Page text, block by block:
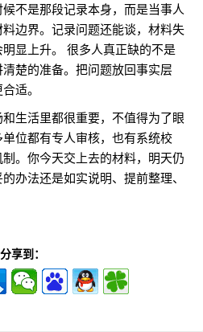
不是那段记录本身，而是当事人
边界。记录问题还能谈，材料失
显上升。 很多人真正缺的不是
楚的准备。把问题放回事实层
适。
生活里都很重要，不值得为了眼
位都有专人审核，也有系统校
。你今天交上去的材料，明天仍
办法还是如实说明、提前整理、
分享到：